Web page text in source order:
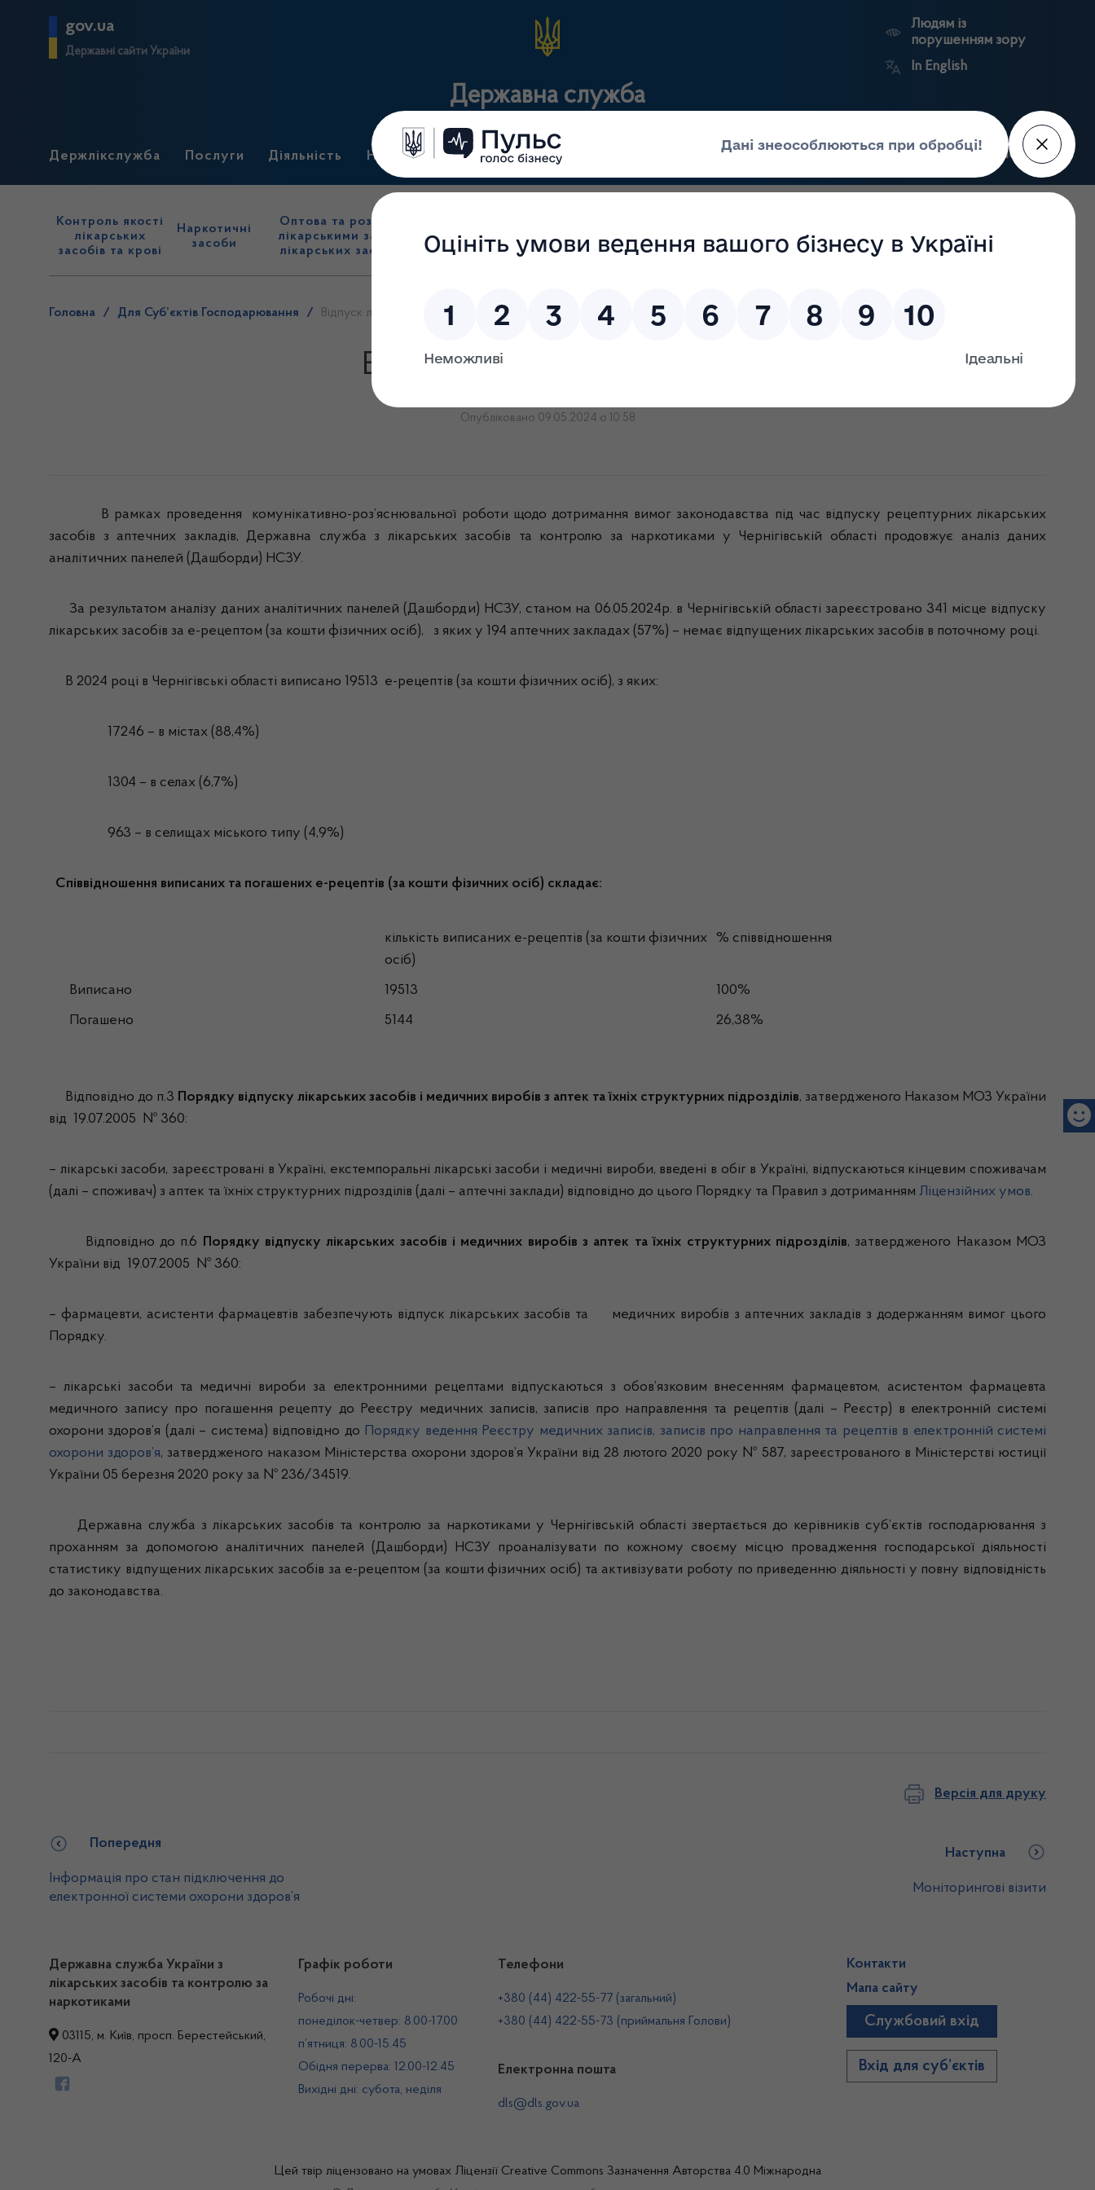
gov.ua
Державні сайти України
Державна служба
Людям із
порушенням зору
In English
Держлікслужба Послуги Діяльність Нормативні документи Для громадськості Прес-центр Пошук
Контроль якості
лікарських
засобів та крові
Наркотичні
засоби
Оптова та роздрібна торгівля
лікарськими засобами, імпорт
лікарських засобів (крім АФІ)
нагляд
(контроль)
засобів, крові та
сертифікація
нагляд
реєстри
портал
Держлікслужби
Головна / Для Суб’єктів Господарювання / Відпуск лікарських засобів
Відпуск лікарських засобів
Опубліковано 09.05.2024 о 10:58
В рамках проведення комунікативно-роз’яснювальної роботи щодо дотримання вимог законодавства під час відпуску рецептурних лікарських
засобів з аптечних закладів, Державна служба з лікарських засобів та контролю за наркотиками у Чернігівській області продовжує аналіз даних
аналітичних панелей (Дашборди) НСЗУ.
За результатом аналізу даних аналітичних панелей (Дашборди) НСЗУ, станом на 06.05.2024р. в Чернігівській області зареєстровано 341 місце відпуску
лікарських засобів за е-рецептом (за кошти фізичних осіб), з яких у 194 аптечних закладах (57%) – немає відпущених лікарських засобів в поточному році.
В 2024 році в Чернігівські області виписано 19513 е-рецептів (за кошти фізичних осіб), з яких:
17246 – в містах (88,4%)
1304 – в селах (6,7%)
963 – в селищах міського типу (4,9%)
Співвідношення виписаних та погашених е-рецептів (за кошти фізичних осіб) складає:
кількість виписаних е-рецептів (за кошти фізичних
осіб)
% співвідношення
Виписано 19513 100%
Погашено 5144 26,38%
Відповідно до п.3 Порядку відпуску лікарських засобів і медичних виробів з аптек та їхніх структурних підрозділів, затвердженого Наказом МОЗ України
від
19.07.2005 № 360:
– лікарські засоби, зареєстровані в Україні, екстемпоральні лікарські засоби і медичні вироби, введені в обіг в Україні, відпускаються кінцевим споживачам
(далі – споживач) з аптек та їхніх структурних підрозділів (далі – аптечні заклади) відповідно до цього Порядку та Правил з дотриманням Ліцензійних умов.
Відповідно до п.6 Порядку відпуску лікарських засобів і медичних виробів з аптек та їхніх структурних підрозділів, затвердженого Наказом МОЗ
України від
19.07.2005 № 360:
– фармацевти, асистенти фармацевтів забезпечують відпуск лікарських засобів та медичних виробів з аптечних закладів з додержанням вимог цього
Порядку.
– лікарські засоби та медичні вироби за електронними рецептами відпускаються з обов’язковим внесенням фармацевтом, асистентом фармацевта
медичного запису про погашення рецепту до Реєстру медичних записів, записів про направлення та рецептів (далі – Реєстр) в електронній системі
охорони здоров’я (далі – система) відповідно до Порядку ведення Реєстру медичних записів, записів про направлення та рецептів в електронній системі
охорони здоров’я, затвердженого наказом Міністерства охорони здоров’я України від 28 лютого 2020 року № 587, зареєстрованого в Міністерстві юстиції
України 05 березня 2020 року за № 236/34519.
Державна служба з лікарських засобів та контролю за наркотиками у Чернігівській області звертається до керівників суб’єктів господарювання з
проханням за допомогою аналітичних панелей (Дашборди) НСЗУ проаналізувати по кожному своєму місцю провадження господарської діяльності
статистику відпущених лікарських засобів за е-рецептом (за кошти фізичних осіб) та активізувати роботу по приведенню діяльності у повну відповідність
до законодавства.
Версія для друку
Попередня
Інформація про стан підключення до
електронної системи охорони здоров’я
Наступна
Моніторингові візити
Державна служба України з
лікарських засобів та контролю за
наркотиками
03115, м. Київ, просп. Берестейський,
120-А
Графік роботи
Робочі дні:
понеділок-четвер: 8.00-17.00
п’ятниця: 8.00-15.45
Обідня перерва: 12.00-12.45
Вихідні дні: субота, неділя
Телефони
+380 (44) 422-55-77 (загальний)
+380 (44) 422-55-73 (приймальня Голови)
Електронна пошта
dls@dls.gov.ua
Контакти
Мапа сайту
Службовий вхід
Вхід для суб’єктів
Цей твір ліцензовано на умовах Ліцензії Creative Commons Зазначення Авторства 4.0 Міжнародна